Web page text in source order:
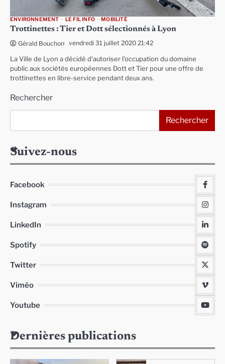
ENVIRONNEMENT LE FIL INFO MOBILITÉ
Trottinettes : Tier et Dott sélectionnés à Lyon
Gérald Bouchon vendredi 31 juillet 2020 21:42
La Ville de Lyon a décidé d’autoriser l’occupation du domaine
public aux sociétés européennes Dott et Tier pour une offre de
trottinettes en libre-service pendant deux ans.
Rechercher
Rechercher
Suivez-nous
Facebook
Instagram
LinkedIn
Spotify
Twitter
Viméo
Youtube
Dernières publications